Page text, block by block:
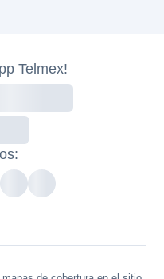
Telmex!